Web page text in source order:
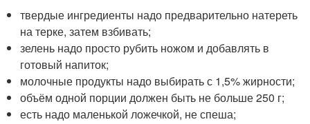
твердые ингредиенты надо предварительно натереть
на терке, затем взбивать;
зелень надо просто рубить ножом и добавлять в
готовый напиток;
молочные продукты надо выбирать с 1,5% жирности;
объём одной порции должен быть не больше 250 г;
есть надо маленькой ложечкой, не спеша;